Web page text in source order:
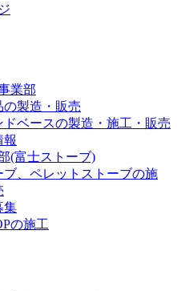
業部
の製造・販売
ドベースの製造・施工・販売
報
(富士ストーブ)
ブ、ペレットストーブの施
集
の施工